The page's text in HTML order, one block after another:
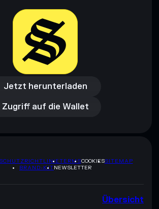
Jetzt herunterladen
Jetzt herunterladen
Zugriff auf die Wallet
Zugriff auf die Wallet
TERMSCOOKIESSITEMAP
BRAND-KITNEWSLETTER
Übersicht